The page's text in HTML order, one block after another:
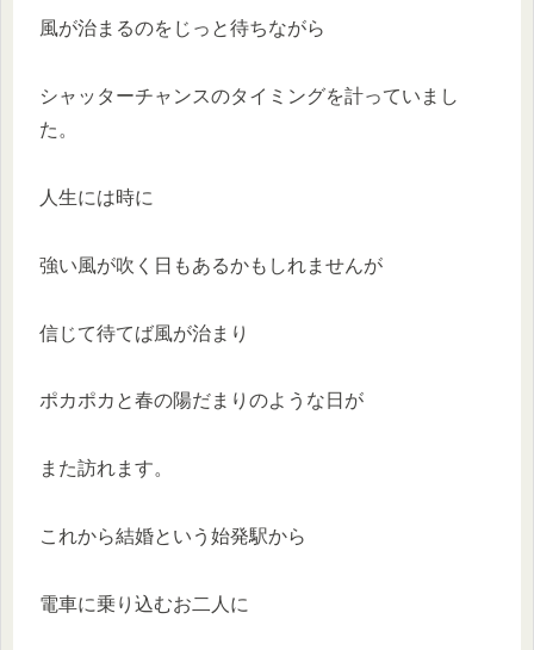
風が治まるのをじっと待ちながら
シャッターチャンスのタイミングを計っていまし
た。
人生には時に
強い風が吹く日もあるかもしれませんが
信じて待てば風が治まり
ポカポカと春の陽だまりのような日が
また訪れます。
これから結婚という始発駅から
電車に乗り込むお二人に